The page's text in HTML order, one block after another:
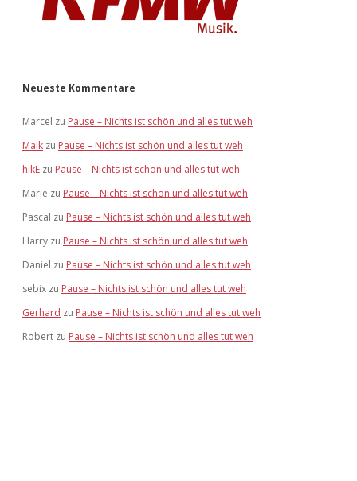
Neueste Kommentare
Marcel zu Pause – Nichts ist schön und alles tut weh
Maik zu Pause – Nichts ist schön und alles tut weh
hikE zu Pause – Nichts ist schön und alles tut weh
Marie zu Pause – Nichts ist schön und alles tut weh
Pascal zu Pause – Nichts ist schön und alles tut weh
Harry zu Pause – Nichts ist schön und alles tut weh
Daniel zu Pause – Nichts ist schön und alles tut weh
sebix zu Pause – Nichts ist schön und alles tut weh
Gerhard zu Pause – Nichts ist schön und alles tut weh
Robert zu Pause – Nichts ist schön und alles tut weh